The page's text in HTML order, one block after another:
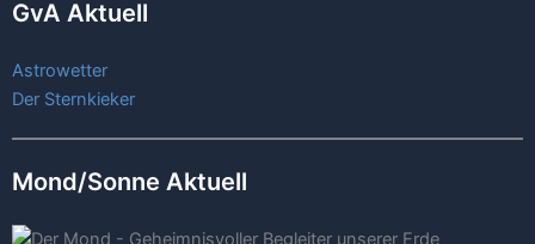
GvA Aktuell
Astrowetter
Der Sternkieker
Mond/Sonne Aktuell